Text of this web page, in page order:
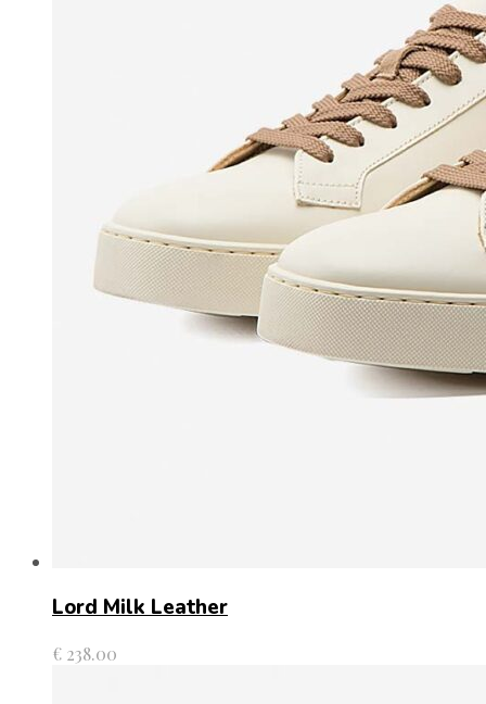
Lord Milk Leather
€ 238.00